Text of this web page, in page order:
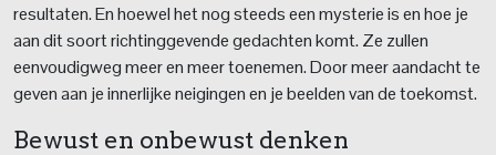
resultaten. En hoewel het nog steeds een mysterie is en hoe je
aan dit soort richtinggevende gedachten komt. Ze zullen
eenvoudigweg meer en meer toenemen. Door meer aandacht te
geven aan je innerlijke neigingen en je beelden van de toekomst.
Bewust en onbewust denken